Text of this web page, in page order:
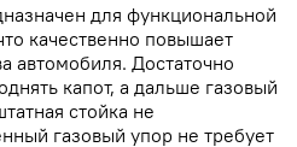
для функциональной
качественно повышает
автомобиля. Достаточно
капот, а дальше газовый
стойка не
газовый упор не требует